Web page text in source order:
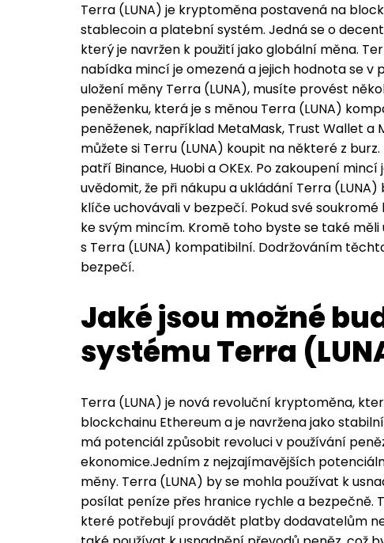
Terra (LUNA) je kryptoměna postavená na
stablecoin a platební systém. Jedná se o
který je navržen k použití jako globální měna.
nabídka mincí je omezená a jejich hodnota se v
uložení měny Terra (LUNA), musíte provést
peněženku, která je s měnou Terra (LUNA)
peněženek, například MetaMask, Trust Wallet
můžete si Terru (LUNA) koupit na některé z
patří Binance, Huobi a OKEx. Po zakoupení
uvědomit, že při nákupu a ukládání Terra
klíče uchovávali v bezpečí. Pokud své
ke svým mincím. Kromě toho byste se také
s Terra (LUNA) kompatibilní. Dodržováním
bezpečí.
Jaké jsou možné
systému Terra
Terra (LUNA) je nová revoluční kryptoměna,
blockchainu Ethereum a je navržena jako
má potenciál způsobit revoluci v používání
ekonomice.Jedním z nejzajímavějších
měny. Terra (LUNA) by se mohla používat k
posílat peníze přes hranice rychle a bezpečně.
které potřebují provádět platby dodavatelům